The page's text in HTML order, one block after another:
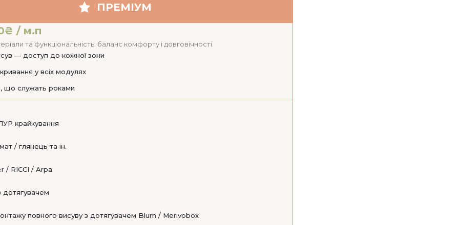
ПРЕМІУМ
/ м.п
та функціональність: баланс комфорту і довговічності.
— доступ до кожної зони
у всіх модулях
що служать роками
крайкування
/ глянець та ін.
/ RICCI / Arpa
дотягувачем
повного висуву з дотягувачем Blum / Merivobox